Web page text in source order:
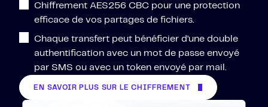
Chiffrement AES256 CBC pour une protection
efficace de vos partages de fichiers.
Chaque transfert peut bénéficier d’une double
authentification avec un mot de passe envoyé
par SMS ou avec un token envoyé par mail.
EN SAVOIR PLUS SUR LE CHIFFREMENT